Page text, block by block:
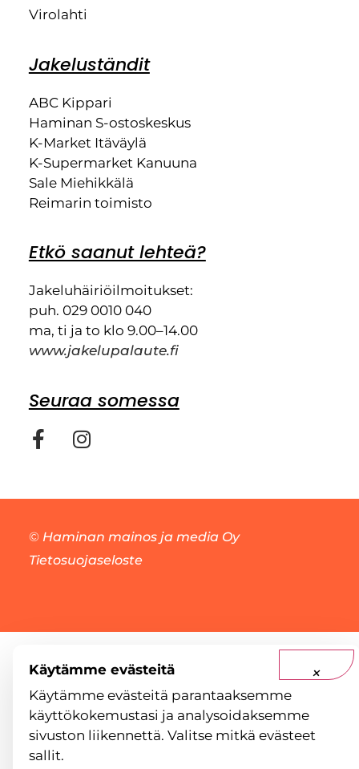
Virolahti
Jakeluständit
ABC Kippari
Haminan S-ostoskeskus
K-Market Itäväylä
K-Supermarket Kanuuna
Sale Miehikkälä
Reimarin toimisto
Etkö saanut lehteä?
Jakeluhäiriöilmoitukset:
puh. 029 0010 040
ma, ti ja to klo 9.00–14.00
www.jakelupalaute.fi
Seuraa somessa
© Haminan mainos ja media Oy
Tietosuojaseloste
×
Käytämme evästeitä
Käytämme evästeitä parantaaksemme
käyttökokemustasi ja analysoidaksemme
sivuston liikennettä. Valitse mitkä evästeet
sallit.